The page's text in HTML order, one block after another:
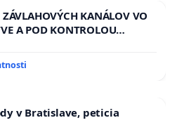
KANÁLOV VO
A POD KONTROLOU
& žiadosť na riešenie
v Bratislave, peticia